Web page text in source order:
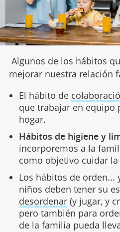
Algunos de los hábitos
mejorar nuestra relación
El hábito de
que trabajar en equipo
hogar.
Hábitos de higiene y
incorporemos a la
como objetivo cuidar
Los hábitos de orden...
niños deben tener su
desordenar(y jugar, y
pero también para
de la familia pueda